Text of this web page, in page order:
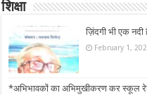
शिक्षा
ज़िंदगी भी एक
February 1,
*अभिभावकों का अभिमुखीकरण कर स्कूल